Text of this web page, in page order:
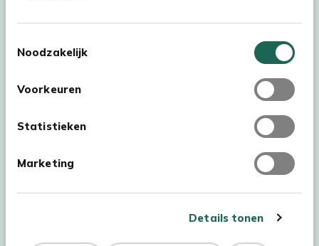
Noodzakelijk
Voorkeuren
Statistieken
Marketing
Details tonen